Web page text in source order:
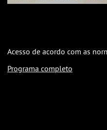
Acesso de acordo com as
Programa completo